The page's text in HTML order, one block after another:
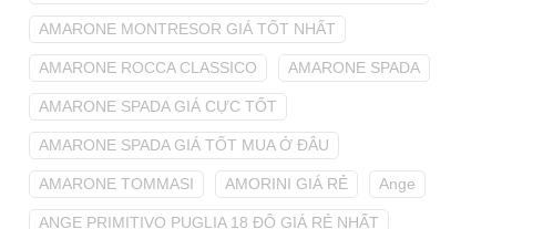
AMARONE MONTRESOR GIÁ TỐT NHẤT
AMARONE ROCCA CLASSICO AMARONE SPADA
AMARONE SPADA GIÁ CỰC TỐT
AMARONE SPADA GIÁ TỐT MUA Ở ĐÂU
AMARONE TOMMASI AMORINI GIÁ RẺ Ange
ANGE PRIMITIVO PUGLIA 18 ĐỘ GIÁ RẺ NHẤT